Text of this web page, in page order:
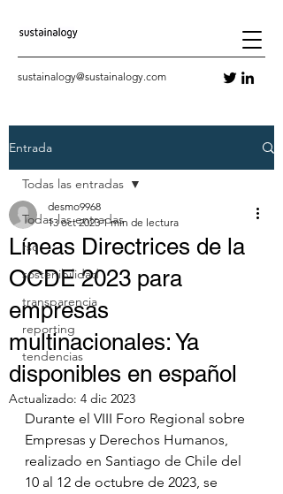
sustainalogy@sustainalogy.com
Entrada
Todas las entradas
rsc
sostenibilidad
transparencia
reporting
tendencias
Todas las entradas
Líneas Directrices de la
OCDE 2023 para
empresas
multinacionales: Ya
disponibles en español
desmo9968
13 oct 2023 1 min de lectura
Actualizado: 4 dic 2023
Durante el VIII Foro Regional sobre
Empresas y Derechos Humanos,
realizado en Santiago de Chile del
10 al 12 de octubre de 2023, se